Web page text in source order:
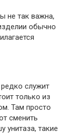
не так важна,
обычно
служит
только из
Там просто
сменить
унитаза, такие